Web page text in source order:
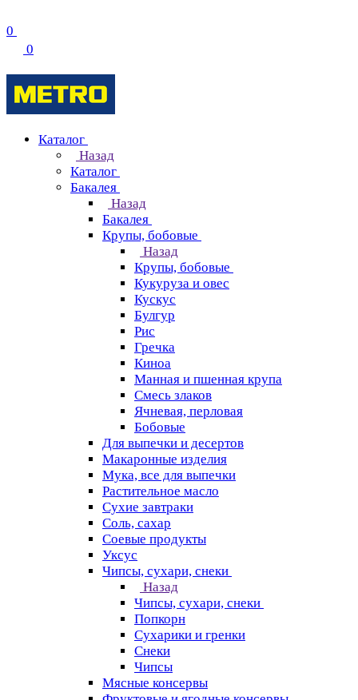
0
0
Каталог
Назад
Каталог
Бакалея
Назад
Бакалея
Крупы, бобовые
Назад
Крупы, бобовые
Кукуруза и овес
Кускус
Булгур
Рис
Гречка
Киноа
Манная и пшенная крупа
Смесь злаков
Ячневая, перловая
Бобовые
Для выпечки и десертов
Макаронные изделия
Мука, все для выпечки
Растительное масло
Сухие завтраки
Соль, сахар
Соевые продукты
Уксус
Чипсы, сухари, снеки
Назад
Чипсы, сухари, снеки
Попкорн
Сухарики и гренки
Снеки
Чипсы
Мясные консервы